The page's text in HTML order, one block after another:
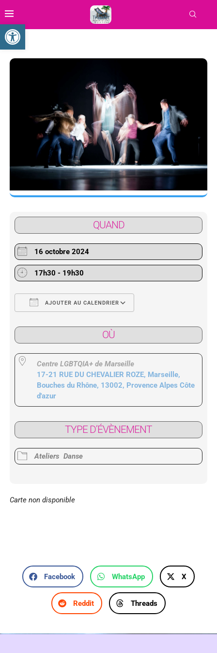
Ouvrir la barre d’outils
QUAND
16 octobre 2024
17h30 - 19h30
AJOUTER AU CALENDRIER
OÙ
Centre LGBTQIA+ de Marseille
17-21 RUE DU CHEVALIER ROZE, Marseille,
Bouches du Rhône, 13002, Provence Alpes Côte
d'azur
TYPE D’ÉVÈNEMENT
Ateliers Danse
Carte non disponible
Facebook WhatsApp X
Reddit Threads